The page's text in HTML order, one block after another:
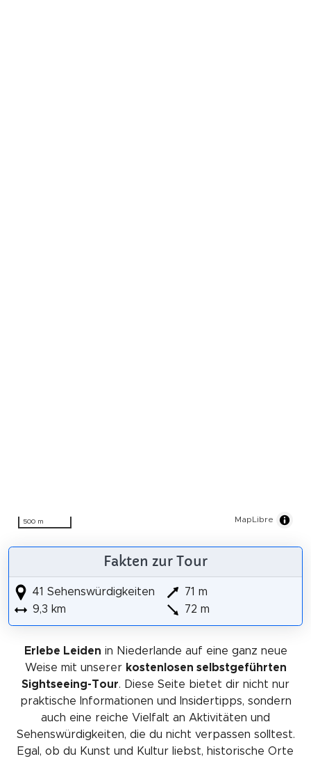
500 m MapLibre
Fakten zur Tour
41 Sehenswürdigkeiten
9,3 km
71 m
72 m
Erlebe Leiden in Niederlande auf eine ganz neue
Weise mit unserer kostenlosen selbstgeführten
Sightseeing-Tour. Diese Seite bietet dir nicht nur
praktische Informationen und Insidertipps, sondern
auch eine reiche Vielfalt an Aktivitäten und
Sehenswürdigkeiten, die du nicht verpassen solltest.
Egal, ob du Kunst und Kultur liebst, historische Orte